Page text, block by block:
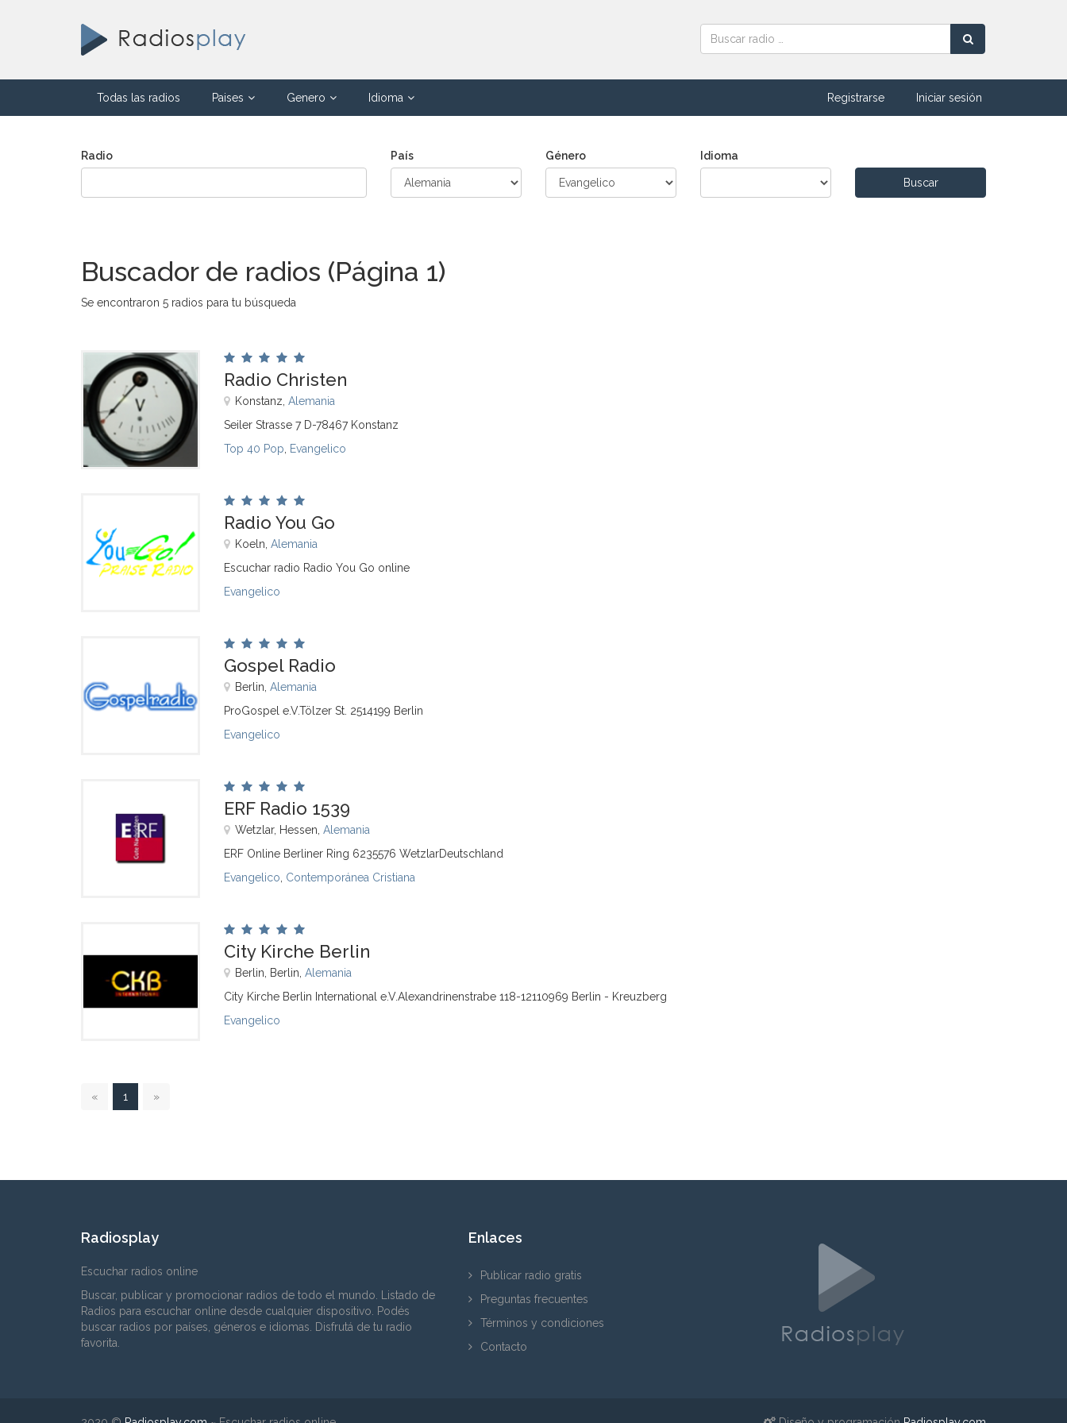
Todas las radios Paises Genero Idioma Registrarse Iniciar sesión
Radio País Género Idioma
Buscar
Buscador de radios (Página 1)
Se encontraron 5 radios para tu búsqueda
Radio Christen
Konstanz, Alemania
Seiler Strasse 7 D-78467 Konstanz
Top 40 Pop
Evangelico
Radio You Go
Koeln, Alemania
Escuchar radio Radio You Go online
Evangelico
Gospel Radio
Berlin, Alemania
ProGospel e.V.Tölzer St. 2514199 Berlin
Evangelico
ERF Radio 1539
Wetzlar, Hessen, Alemania
ERF Online Berliner Ring 6235576 WetzlarDeutschland
Evangelico Contemporánea Cristiana
City Kirche Berlin
Berlin, Berlin, Alemania
City Kirche Berlin International e.V.Alexandrinenstrabe 118-12110969 Berlin - Kreuzberg
Evangelico
« 1 »
Radiosplay
Escuchar radios online
Buscar, publicar y promocionar radios de todo el mundo. Listado de
Radios para escuchar online desde cualquier dispositivo. Podés
buscar radios por países, géneros e idiomas. Disfrutá de tu radio
favorita.
Enlaces
Publicar radio gratis
Preguntas frecuentes
Términos y condiciones
Contacto